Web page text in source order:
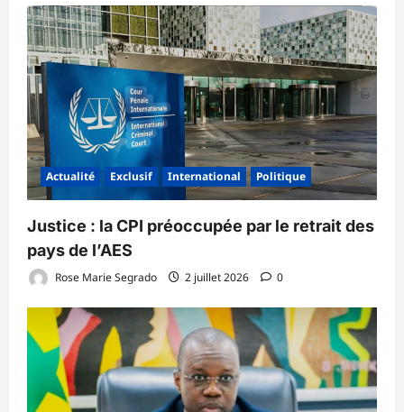
Actualité Exclusif International Politique
‎Justice : la CPI préoccupée par le retrait des
pays de l’AES ‎
Rose Marie Segrado 2 juillet 2026 0